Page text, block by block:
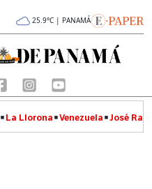
25.9°C | PANAMÁ
La Llorona Venezuela José